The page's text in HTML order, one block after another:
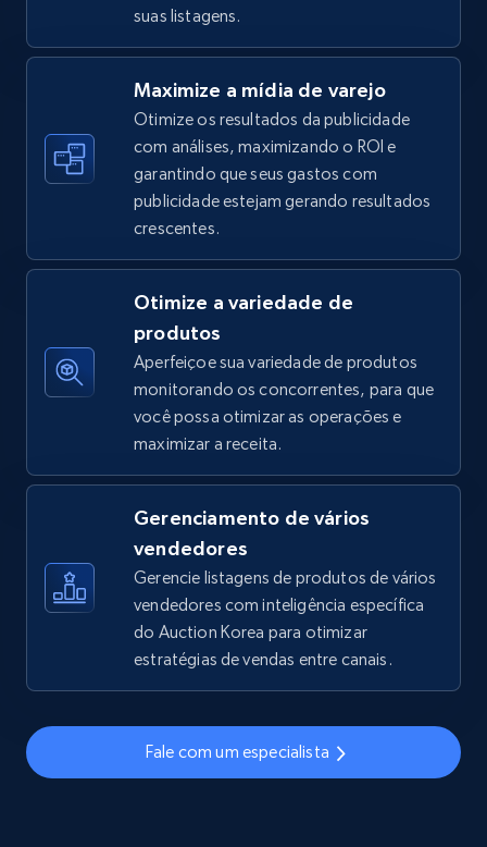
price, Final price, Discount percent, and more.
TikTok Shop - Collect TikTok shop products
by keywords search
URL, Title, Available, Description, Currency, Initial
price, Final price, Discount percent, and more.
TikTok Shop - discover records by shop url
price, Final price, Discount percent, and more.
667+
Amazon sellers info
suas listagens.
Maximize a mídia de varejo
Otimize os resultados da publicidade
com análises, maximizando o ROI e
garantindo que seus gastos com
publicidade estejam gerando resultados
crescentes.
Otimize a variedade de
produtos
Aperfeiçoe sua variedade de produtos
monitorando os concorrentes, para que
você possa otimizar as operações e
maximizar a receita.
Gerenciamento de vários
vendedores
Gerencie listagens de produtos de vários
vendedores com inteligência específica
do Auction Korea para otimizar
estratégias de vendas entre canais.
Fale com um especialista